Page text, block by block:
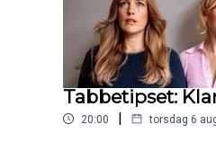
Tabbetipset:
20:00 | torsdag 6